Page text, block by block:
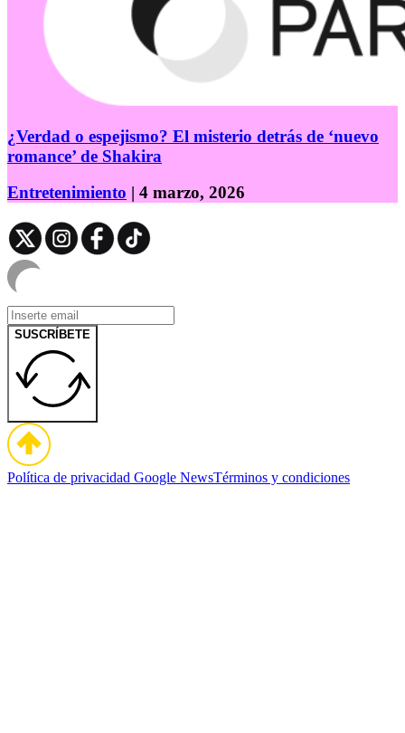
¿Verdad o espejismo? El misterio detrás de ‘nuevo
romance’ de Shakira
Entretenimiento | 4 marzo, 2026
SUSCRÍBETE
Política de privacidad Google NewsTérminos y condiciones